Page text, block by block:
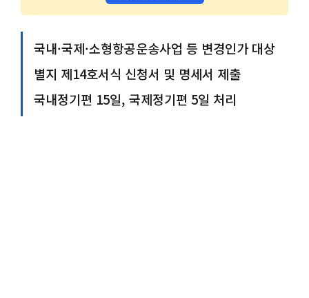
국내·국제·소형항공운송사업 등 변경인가 대상
별지 제14호서식 신청서 및 명세서 제출
국내정기편 15일, 국제정기편 5일 처리